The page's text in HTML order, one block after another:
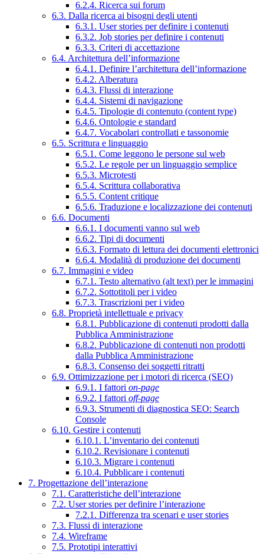
6.2.4. Ricerca sui forum
6.3. Dalla ricerca ai bisogni degli utenti
6.3.1. User stories per definire i contenuti
6.3.2. Job stories per definire i contenuti
6.3.3. Criteri di accettazione
6.4. Architettura dell’informazione
6.4.1. Definire l’architettura dell’informazione
6.4.2. Alberatura
6.4.3. Flussi di interazione
6.4.4. Sistemi di navigazione
6.4.5. Tipologie di contenuto (content type)
6.4.6. Ontologie e standard
6.4.7. Vocabolari controllati e tassonomie
6.5. Scrittura e linguaggio
6.5.1. Come leggono le persone sul web
6.5.2. Le regole per un linguaggio semplice
6.5.3. Microtesti
6.5.4. Scrittura collaborativa
6.5.5. Content critique
6.5.6. Traduzione e localizzazione dei contenuti
6.6. Documenti
6.6.1. I documenti vanno sul web
6.6.2. Tipi di documenti
6.6.3. Formato di lettura dei documenti elettronici
6.6.4. Modalità di produzione dei documenti
6.7. Immagini e video
6.7.1. Testo alternativo (alt text) per le immagini
6.7.2. Sottotitoli per i video
6.7.3. Trascrizioni per i video
6.8. Proprietà intellettuale e privacy
6.8.1. Pubblicazione di contenuti prodotti dalla
Pubblica Amministrazione
6.8.2. Pubblicazione di contenuti non prodotti
dalla Pubblica Amministrazione
6.8.3. Consenso dei soggetti ritratti
6.9. Ottimizzazione per i motori di ricerca (SEO)
6.9.1. I fattori on-page
6.9.2. I fattori off-page
6.9.3. Strumenti di diagnostica SEO: Search
Console
6.10. Gestire i contenuti
6.10.1. L’inventario dei contenuti
6.10.2. Revisionare i contenuti
6.10.3. Migrare i contenuti
6.10.4. Pubblicare i contenuti
7. Progettazione dell’interazione
7.1. Caratteristiche dell’interazione
7.2. User stories per definire l’interazione
7.2.1. Differenza tra scenari e user stories
7.3. Flussi di interazione
7.4. Wireframe
7.5. Prototipi interattivi